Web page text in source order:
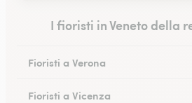
I fioristi in Veneto della
Fioristi a Verona
Fioristi a Vicenza